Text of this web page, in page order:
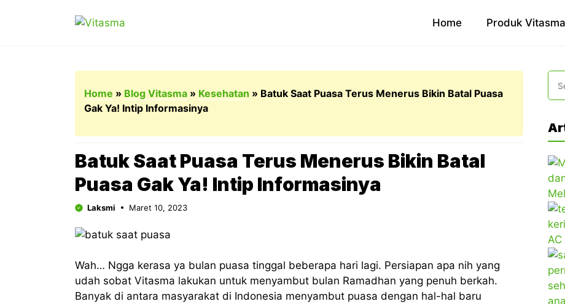
Home Produk Vitasma
Home » Blog Vitasma » Kesehatan » Batuk Saat Puasa Terus Menerus Bikin Batal Puasa
Gak Ya! Intip Informasinya
Batuk Saat Puasa Terus Menerus Bikin Batal
Puasa Gak Ya! Intip Informasinya
Laksmi Maret 10, 2023
Wah… Ngga kerasa ya bulan puasa tinggal beberapa hari lagi. Persiapan apa nih yang
udah sobat Vitasma lakukan untuk menyambut bulan Ramadhan yang penuh berkah.
Banyak di antara masyarakat di Indonesia menyambut puasa dengan hal-hal baru